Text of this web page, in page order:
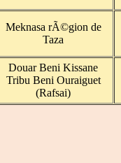
Meknasa rÃ©gion de
Taza
Douar Beni Kissane
Tribu Beni Ouraiguet
(Rafsai)